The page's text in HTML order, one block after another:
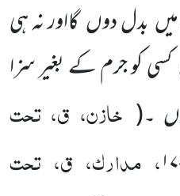
بدل دوں گااور نہ ہی
کو جرم کے بغیر سزا
۔( خازن، ق، تحت
، مدارک، ق، تحت